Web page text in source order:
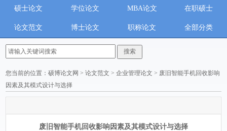
硕士论文 学位论文 MBA论文 在职硕士
论文范文 博士论文 职称论文 全部分类
您当前的位置：硕博论文网 >论文范文 >企业管理论文 > 废旧智能手机回收影响
因素及其模式设计与选择
废旧智能手机回收影响因素及其模式设计与选择